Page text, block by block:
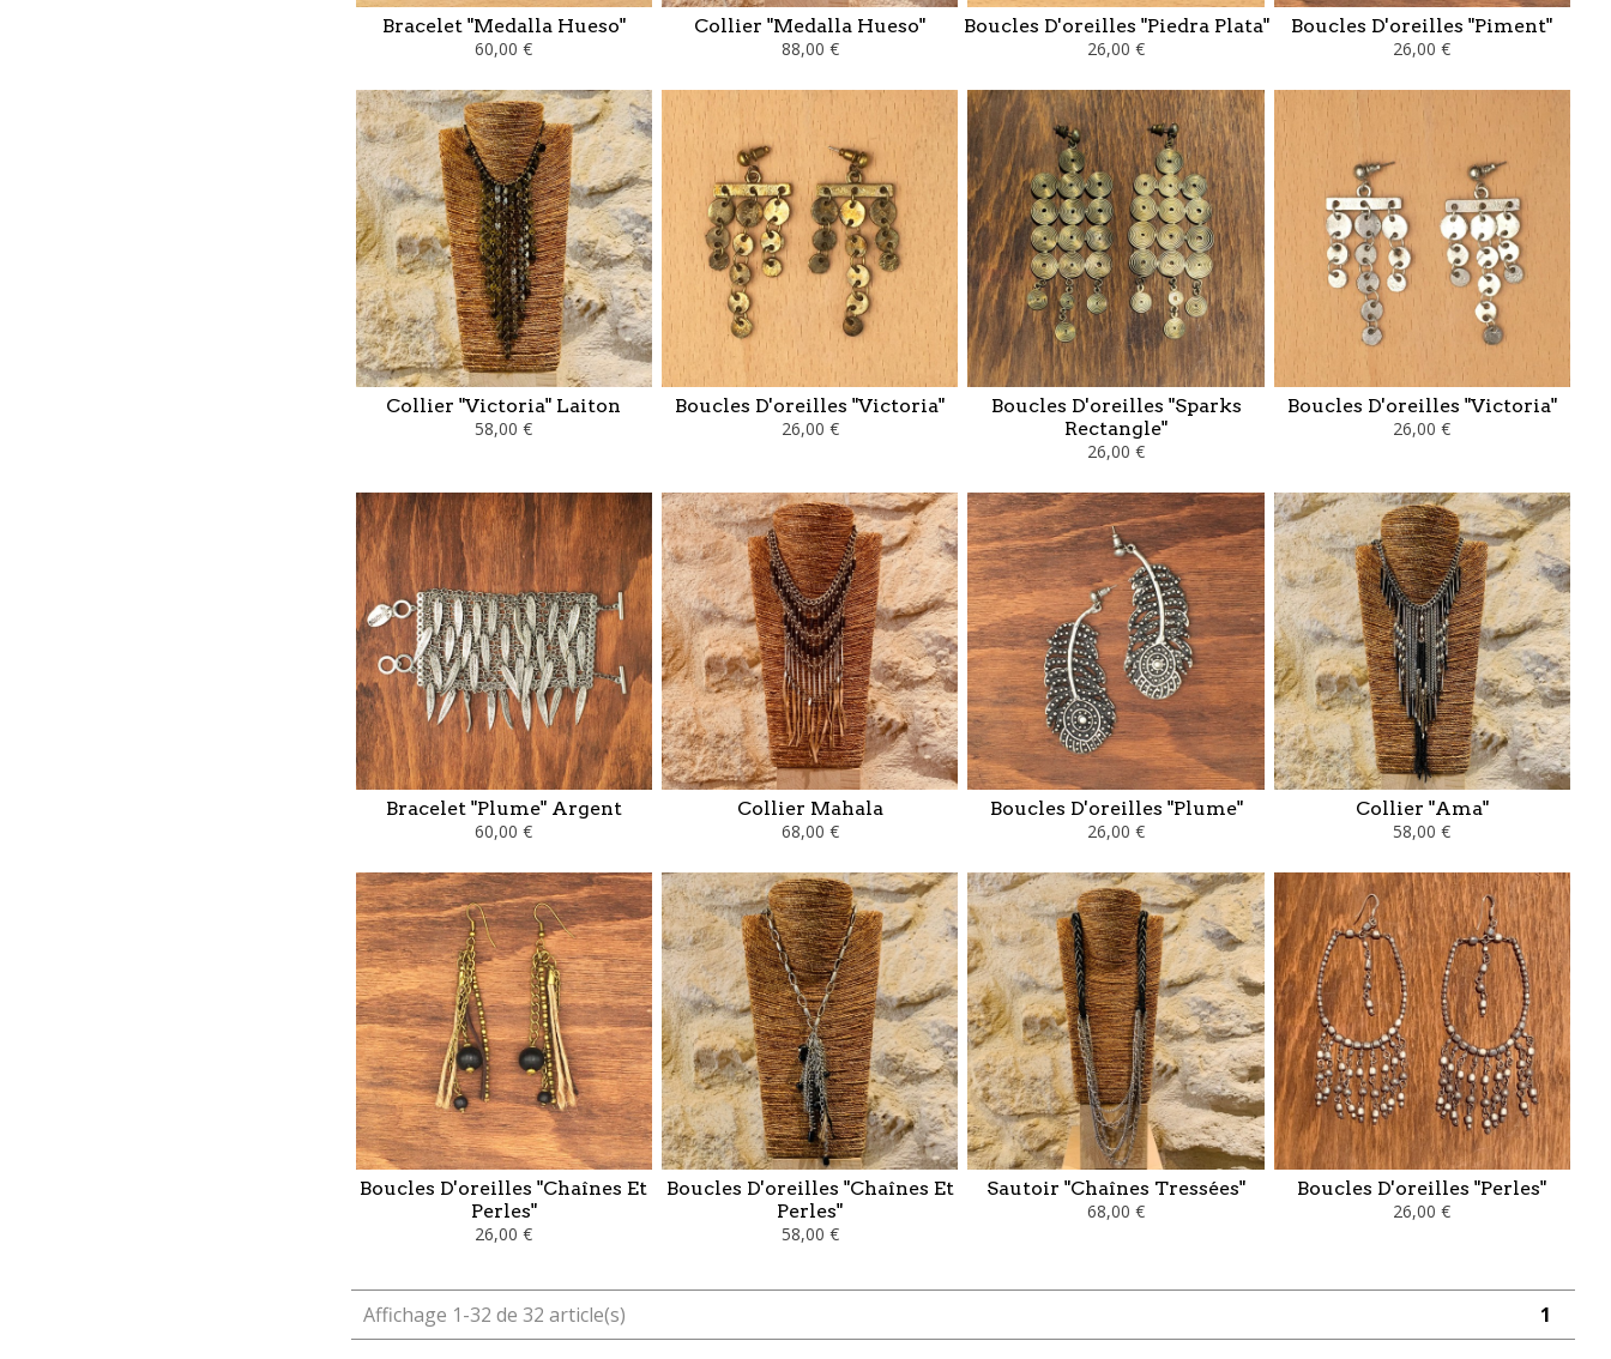
Bracelet "Medalla Hueso"
60,00 €
Collier "Medalla Hueso"
88,00 €
Boucles D'oreilles "Piedra Plata"
26,00 €
Boucles D'oreilles "Piment"
26,00 €
Collier "Victoria" Laiton
58,00 €
Boucles D'oreilles "Victoria"
26,00 €
Boucles D'oreilles "Sparks
Rectangle"
26,00 €
Boucles D'oreilles "Victoria"
26,00 €
Bracelet "Plume" Argent
60,00 €
Collier Mahala
68,00 €
Boucles D'oreilles "Plume"
26,00 €
Collier "Ama"
58,00 €
Boucles D'oreilles "Chaînes Et
Perles"
26,00 €
Boucles D'oreilles "Chaînes Et
Perles"
58,00 €
Sautoir "Chaînes Tressées"
68,00 €
Boucles D'oreilles "Perles"
26,00 €
Affichage 1-32 de 32 article(s) 1